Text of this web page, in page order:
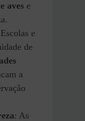
aves e
e
de
a
: As